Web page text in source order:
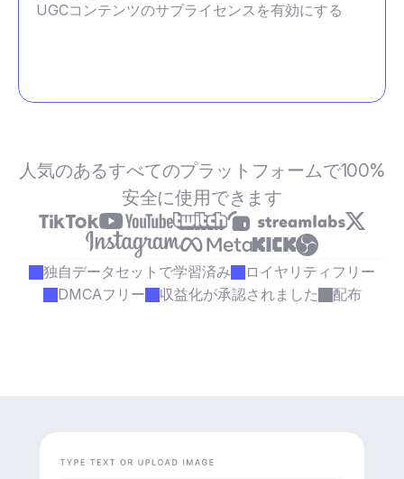
UGCコンテンツのサブライセンスを有効にする
人気のあるすべてのプラットフォームで100%
安全に使用できます
独自データセットで学習済み
ロイヤリティフリー
DMCAフリー
収益化が承認されました 配布